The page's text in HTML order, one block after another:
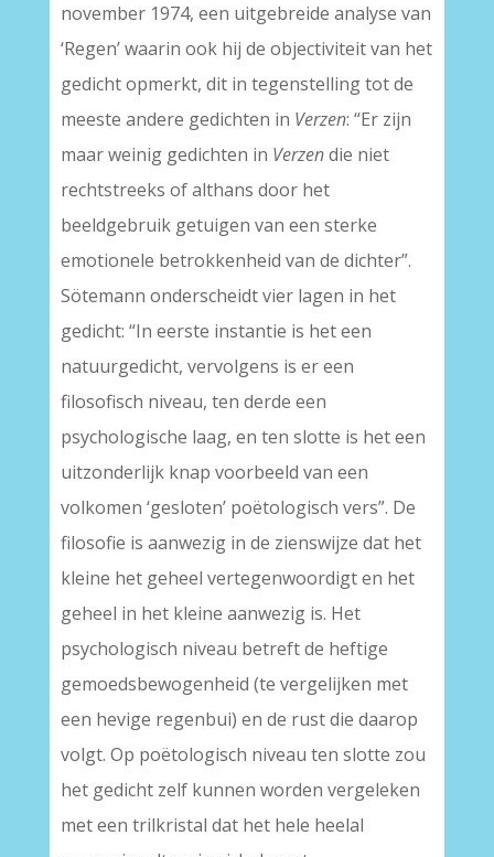
november 1974, een uitgebreide analyse van
‘Regen’ waarin ook hij de objectiviteit van het
gedicht opmerkt, dit in tegenstelling tot de
meeste andere gedichten in Verzen: “Er zijn
maar weinig gedichten in Verzendie niet
rechtstreeks of althans door het
beeldgebruik getuigen van een sterke
emotionele betrokkenheid van de dichter”.
Sötemann onderscheidt vier lagen in het
gedicht: “In eerste instantie is het een
natuurgedicht, vervolgens is er een
filosofisch niveau, ten derde een
psychologische laag, en ten slotte is het een
uitzonderlijk knap voorbeeld van een
volkomen ‘gesloten’ poëtologisch vers”. De
filosofie is aanwezig in de zienswijze dat het
kleine het geheel vertegenwoordigt en het
geheel in het kleine aanwezig is. Het
psychologisch niveau betreft de heftige
gemoedsbewogenheid (te vergelijken met
een hevige regenbui) en de rust die daarop
volgt. Op poëtologisch niveau ten slotte zou
het gedicht zelf kunnen worden vergeleken
met een trilkristal dat het hele heelal